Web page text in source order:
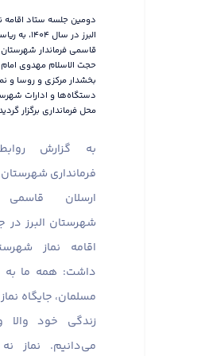
دومین جلسه ستاد اقامه
البرز در سال
قاسمی فرماندار
حجت الاسلام مهدوی
بخشدار مرکزی و روسا و
دستگاه‌ها و ادارات
محل فرمانداری برگزار
به گزارش
فرمانداری شهرستان
ارسلان قاسمی
شهرستان البرز در
اقامه نماز
داشت: همه ما به
مسلمان، جایگاه
زندگی خود والا
می‌دانیم. نماز